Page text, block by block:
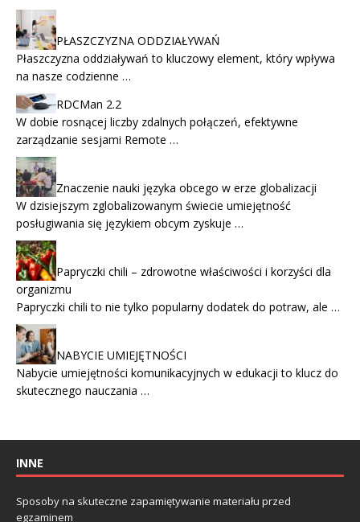
PŁASZCZYZNA ODDZIAŁYWAŃ
Płaszczyzna oddziaływań to kluczowy element, który wpływa
na nasze codzienne …
RDCMan 2.2
W dobie rosnącej liczby zdalnych połączeń, efektywne
zarządzanie sesjami Remote …
Znaczenie nauki języka obcego w erze globalizacji
W dzisiejszym zglobalizowanym świecie umiejętność
posługiwania się językiem obcym zyskuje …
Papryczki chili – zdrowotne właściwości i korzyści dla
organizmu
Papryczki chili to nie tylko popularny dodatek do potraw, ale …
NABYCIE UMIEJĘTNOŚCI
Nabycie umiejętności komunikacyjnych w edukacji to klucz do
skutecznego nauczania …
INNE
Sposoby na skuteczne zapamiętywanie materiału przed
egzaminem